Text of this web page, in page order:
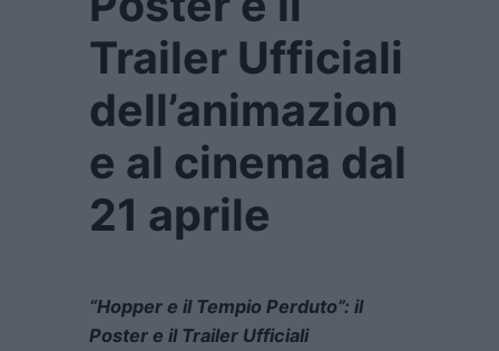
Trailer Ufficiali
dell’animazion
e al cinema dal
21 aprile
“Hopper e il Tempio Perduto”: il
Poster e il Trailer Ufficiali